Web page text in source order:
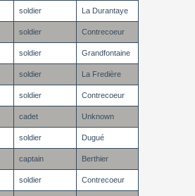
soldier La Durantaye
soldier Contrecoeur
soldier Grandfontaine
soldier La Fredière
soldier Contrecoeur
cadet Unknown
soldier Dugué
captain Berthier
soldier Contrecoeur